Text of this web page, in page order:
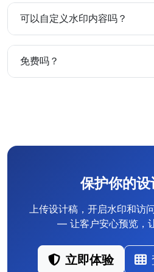
可以自定义水印内容吗？
免费吗？
保护你的
上传设计稿，开启水印和访
— 让客户安心预览，
立即体验